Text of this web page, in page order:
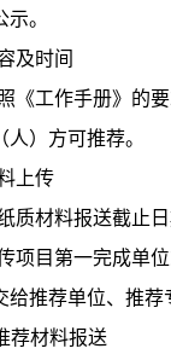
。
及时间
《工作手册》的
）方可推荐。
上传
质材料报送截止
项目第一完成单
推荐单位、推荐
荐材料报送